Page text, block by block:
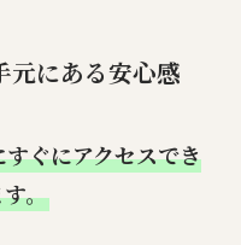
元にある安心感
ぐにアクセスでき
。